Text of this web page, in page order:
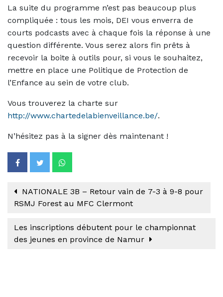
La suite du programme n’est pas beaucoup plus
compliquée : tous les mois, DEI vous enverra de
courts podcasts avec à chaque fois la réponse à une
question différente. Vous serez alors fin prêts à
recevoir la boite à outils pour, si vous le souhaitez,
mettre en place une Politique de Protection de
l’Enfance au sein de votre club.
Vous trouverez la charte sur
http://www.chartedelabienveillance.be/.
N’hésitez pas à la signer dès maintenant !
NATIONALE 3B – Retour vain de 7-3 à 9-8 pour
RSMJ Forest au MFC Clermont
Les inscriptions débutent pour le championnat
des jeunes en province de Namur